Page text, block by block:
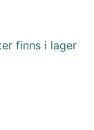
finns i lager